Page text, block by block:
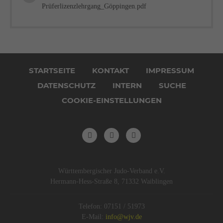
Prüferlizenzlehrgang_Göppingen.pdf
überspringenSTARTSEITE KONTAKT
IMPRESSUM
DATENSCHUTZ
INTERN
SUCHE
COOKIE-EINSTELLUNGEN
Württembergischer Judo-Verband e.V.
Hermann-Hess-Straße 8, 71332 Waiblingen
Telefon: 07151 / 51973
E-Mail: info@wjv.de